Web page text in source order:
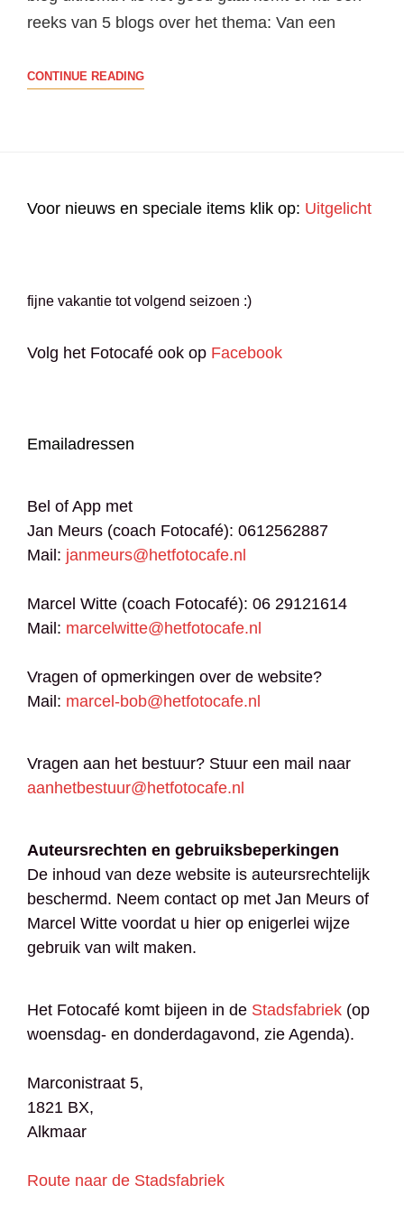
reeks van 5 blogs over het thema: Van een
CONTINUE READINGVAN
DE
Voor nieuws en speciale items klik op: Uitgelicht
fijne vakantie tot volgend seizoen :)
Volg het Fotocafé ook op Facebook
Emailadressen
Bel of App met
Jan Meurs (coach Fotocafé): 0612562887
Mail: janmeurs@hetfotocafe.nl
Marcel Witte (coach Fotocafé): 06 29121614
Mail: marcelwitte@hetfotocafe.nl
Vragen of opmerkingen over de website?
Mail: marcel-bob@hetfotocafe.nl
Vragen aan het bestuur? Stuur een mail naar
aanhetbestuur@hetfotocafe.nl
Auteursrechten en gebruiksbeperkingen
De inhoud van deze website is auteursrechtelijk
beschermd. Neem contact op met Jan Meurs of
Marcel Witte voordat u hier op enigerlei wijze
gebruik van wilt maken.
Het Fotocafé komt bijeen in de Stadsfabriek (op
woensdag- en donderdagavond, zie Agenda).
Marconistraat 5,
1821 BX,
Alkmaar​
Route naar de Stadsfabriek